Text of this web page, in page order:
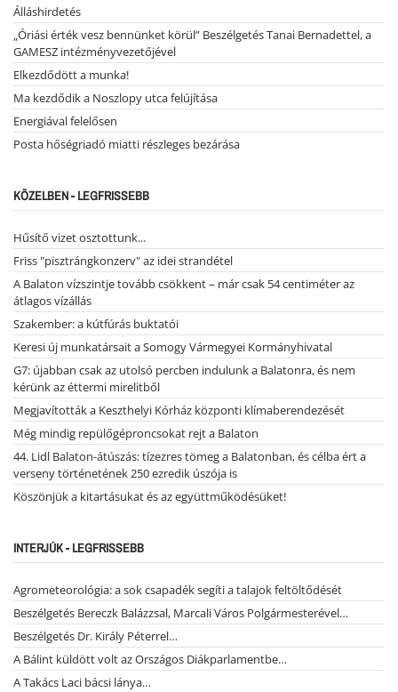
Álláshirdetés
„Óriási érték vesz bennünket körül” Beszélgetés Tanai Bernadettel, a
GAMESZ intézményvezetőjével
Elkezdődött a munka!
Ma kezdődik a Noszlopy utca felújítása
Energiával felelősen
Posta hőségriadó miatti részleges bezárása
KÖZELBEN - LEGFRISSEBB
Hűsítő vizet osztottunk...
Friss "pisztrángkonzerv" az idei strandétel
A Balaton vízszintje tovább csökkent – már csak 54 centiméter az
átlagos vízállás
Szakember: a kútfúrás buktatói
Keresi új munkatársait a Somogy Vármegyei Kormányhivatal
G7: újabban csak az utolsó percben indulunk a Balatonra, és nem
kérünk az éttermi mirelitből
Megjavították a Keszthelyi Kórház központi klímaberendezését
Még mindig repülőgéproncsokat rejt a Balaton
44. Lidl Balaton-átúszás: tízezres tömeg a Balatonban, és célba ért a
verseny történetének 250 ezredik úszója is
Köszönjük a kitartásukat és az együttműködésüket!
INTERJÚK - LEGFRISSEBB
Agrometeorológia: a sok csapadék segíti a talajok feltöltődését
Beszélgetés Bereczk Balázzsal, Marcali Város Polgármesterével…
Beszélgetés Dr. Király Péterrel…
A Bálint küldött volt az Országos Diákparlamentbe…
A Takács Laci bácsi lánya…